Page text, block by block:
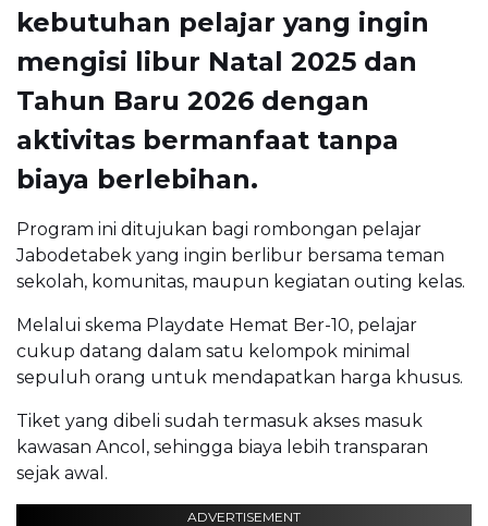
kebutuhan pelajar yang ingin
mengisi libur Natal 2025 dan
Tahun Baru 2026 dengan
aktivitas bermanfaat tanpa
biaya berlebihan.
Program ini ditujukan bagi rombongan pelajar
Jabodetabek yang ingin berlibur bersama teman
sekolah, komunitas, maupun kegiatan outing kelas.
Melalui skema Playdate Hemat Ber-10, pelajar
cukup datang dalam satu kelompok minimal
sepuluh orang untuk mendapatkan harga khusus.
Tiket yang dibeli sudah termasuk akses masuk
kawasan Ancol, sehingga biaya lebih transparan
sejak awal.
ADVERTISEMENT